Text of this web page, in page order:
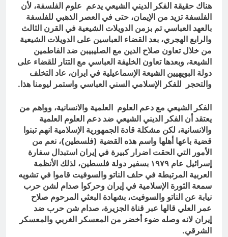
هناك حقيقة الفكر الديني الشيعي يدعم علوم الفلسفة، لأن
الفلسفة تزيد من الإيمان، حتى في العصر الذهبي للفلسفة
بالعهد العباسي تم بزمن الدويلات الشيعية في القرن الثالث
والرابع الهجري، بعد القضاء العباسين على الدويلات الشيعية
من خلال تعاون صلاح الدين مع الصليبيبن ضد الفاطمين
الشيعة، وبعدها تعاون الخليفة العباسي مع التتار للقضاء على
دولة البويهيين الشيعة الإسماعيلية في ايران، عاد التخلف
والتحجر للفكر الإسلامي السني العباسي واستمر ليومنا هذا.
الفكر الشيعي مع دعم العلوم العلمية والانسانية، وواهم من
يعتقد أن الفكر الديني الشيعي ضد دعم العلوم العلمية
والانسانية، لكن مشكلة قادة الجمهورية الإسلامية انهم تبنوا
قضية باعها أهلها واسم هذه القضية (فلسطين)، نعم من
الأمور التي الحقت اضرار كبيرة في إيران استبدال سفارة
إسرائيل عام ١٩٧٩ بسفير دولة فلسطين، لذلك الأنظمة
العربية المرتبطة في حلف الناتو والسوفيت قاموا في تشويه
سمعة الثورة الإسلامية في إيران وحركوا صدام لشن حرب
نيابة عن الناتو والسوفيت، بشهادة البعثي المرحوم صلاح
عمر العلي قالها عبر قناة الجزيرة، صدام شن حرب ضد
إيران لانه وصله ضوء أخضر من المعسكر الغربي والمعسكر
الشرقي.